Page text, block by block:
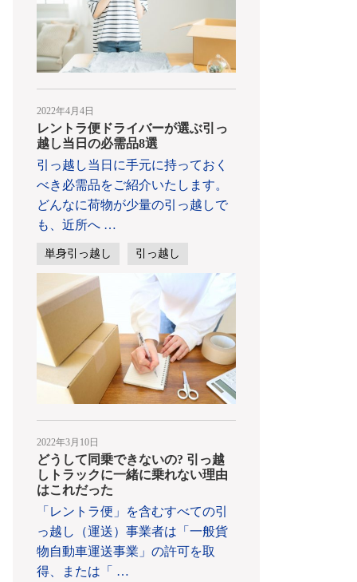
2022年4月4日
レントラ便ドライバーが選ぶ引っ
越し当日の必需品8選
引っ越し当日に手元に持っておく
べき必需品をご紹介いたします。
どんなに荷物が少量の引っ越しで
も、近所へ …
単身引っ越し 引っ越し
2022年3月10日
どうして同乗できないの? 引っ越
しトラックに一緒に乗れない理由
はこれだった
「レントラ便」を含むすべての引
っ越し（運送）事業者は「一般貨
物自動車運送事業」の許可を取
得、または「 …